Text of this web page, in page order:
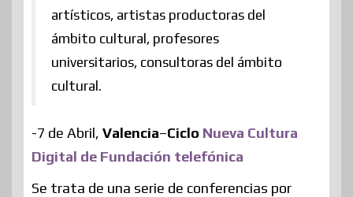
artísticos, artistas productoras del
ámbito cultural, profesores
universitarios, consultoras del ámbito
cultural.
-7 de Abril, Valencia–Ciclo Nueva Cultura
Digital de Fundación telefónica
Se trata de una serie de conferencias por